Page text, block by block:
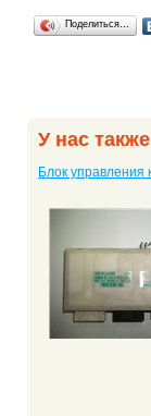
Поделиться…
У нас